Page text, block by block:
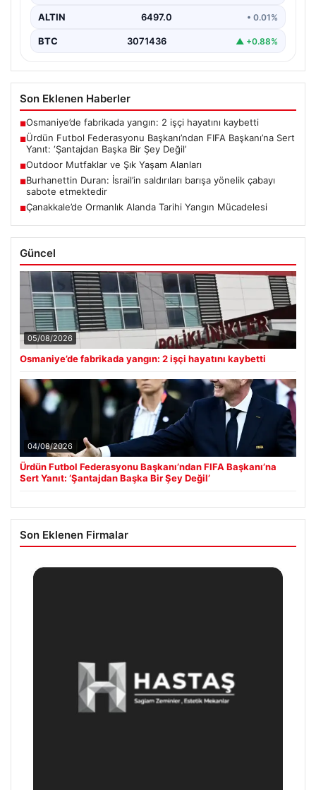
ALTIN 6497.0 • 0.01%
BTC 3071436 ▲ +0.88%
Son Eklenen Haberler
■Osmaniye’de fabrikada yangın: 2 işçi hayatını kaybetti
■Ürdün Futbol Federasyonu Başkanı’ndan FIFA Başkanı’na Sert
Yanıt: ‘Şantajdan Başka Bir Şey Değil’
■Outdoor Mutfaklar ve Şık Yaşam Alanları
■Burhanettin Duran: İsrail’in saldırıları barışa yönelik çabayı
sabote etmektedir
■Çanakkale’de Ormanlık Alanda Tarihi Yangın Mücadelesi
Güncel
05/08/2026
Osmaniye’de fabrikada yangın: 2 işçi hayatını kaybetti
04/08/2026
Ürdün Futbol Federasyonu Başkanı’ndan FIFA Başkanı’na
Sert Yanıt: ‘Şantajdan Başka Bir Şey Değil’
Son Eklenen Firmalar